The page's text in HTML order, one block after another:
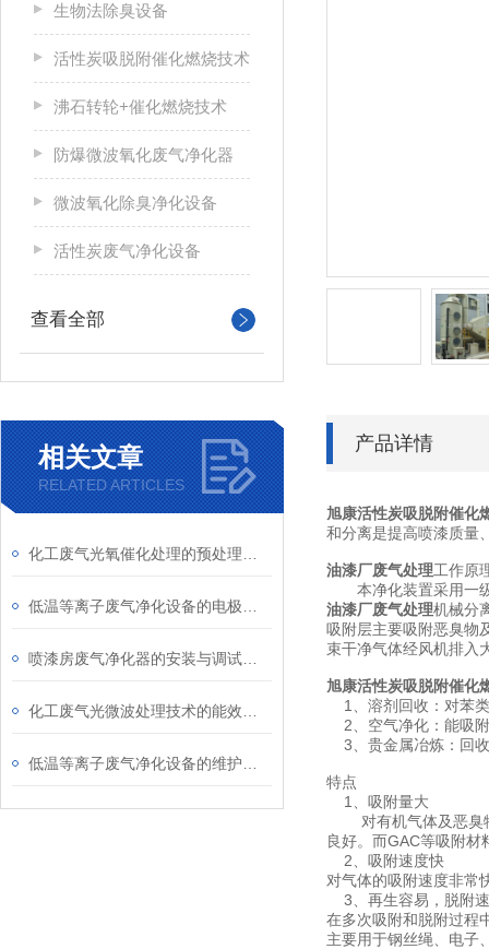
生物法除臭设备
活性炭吸脱附催化燃烧技术
沸石转轮+催化燃烧技术
防爆微波氧化废气净化器
微波氧化除臭净化设备
活性炭废气净化设备
查看全部
相关文章
RELATED ARTICLES
产品详情
旭康活性炭吸脱附催化
和分离是提高喷漆质量
油漆厂废气处理工作原
本净化装置采用一级
油漆厂废气处理机械分
吸附层主要吸附恶臭物
束干净气体经风机排入
旭康活性炭吸脱附催化
1、溶剂回收：对苯
2、空气净化：能吸
3、贵金属冶炼：回
特点
1、吸附量大
对有机气体及恶臭物
良好。而GAC等吸附
2、吸附速度快
对气体的吸附速度非常
3、再生容易，脱附
在多次吸附和脱附过程
主要用于钢丝绳、电子